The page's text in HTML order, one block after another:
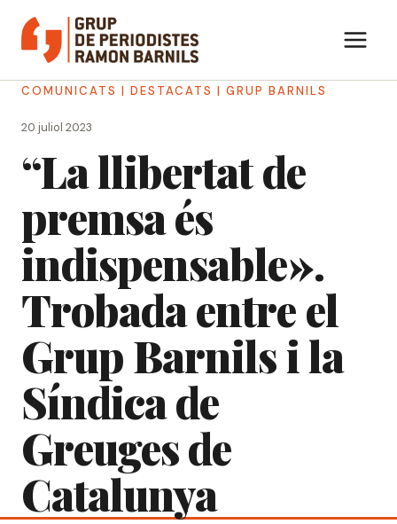
contingut
COMUNICATS | DESTACATS | GRUP BARNILS
20 juliol 2023
“La llibertat de
premsa és
indispensable».
Trobada entre el
Grup Barnils i la
Síndica de
Greuges de
Catalunya